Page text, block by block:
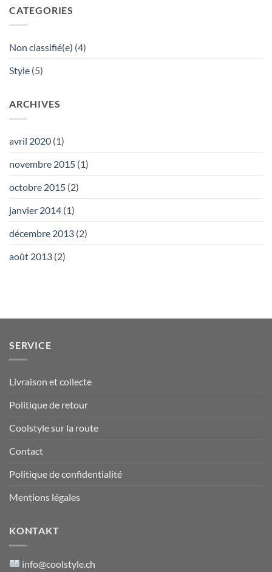
CATEGORIES
Non classifié(e) (4)
Style (5)
ARCHIVES
avril 2020 (1)
novembre 2015 (1)
octobre 2015 (2)
janvier 2014 (1)
décembre 2013 (2)
août 2013 (2)
SERVICE
Livraison et collecte
Politique de retour
Coolstyle sur la route
Contact
Politique de confidentialité
Mentions légales
KONTAKT
info@coolstyle.ch